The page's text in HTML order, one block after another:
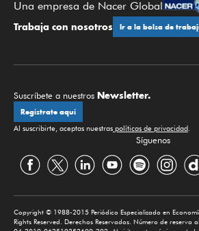
Una empresa de Nacer Global
Trabaja con nosotros Ir a la bolsa de
Suscríbete a nuestros Newsletter.
Regístrate aquí
Al suscribirte, aceptas nuestras políticas de privacidad.
Síguenos
Copyright © 1988-2015 Periódico Especializado en
Rights Reserved. Derechos Reservados. Número de reserva